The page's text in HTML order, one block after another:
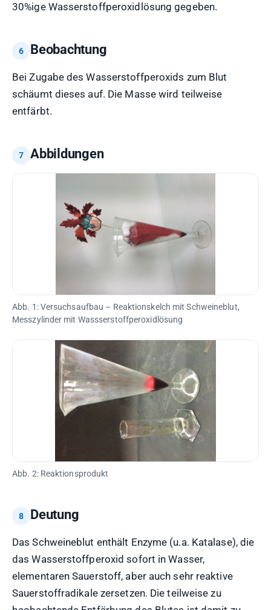
30%ige Wasserstoffperoxidlösung gegeben.
Beobachtung
Bei Zugabe des Wasserstoffperoxids zum Blut
schäumt dieses auf. Die Masse wird teilweise
entfärbt.
Abbildungen
Abb. 1: Versuchsaufbau – Reaktionskelch mit Schweineblut,
Messzylinder mit Wassserstoffperoxidlösung
Abb. 2: Reaktionsprodukt
Deutung
Das Schweineblut enthält Enzyme (u.a. Katalase), die
das Wasserstoffperoxid sofort in Wasser,
elementaren Sauerstoff, aber auch sehr reaktive
Sauerstoffradikale zersetzen. Die teilweise zu